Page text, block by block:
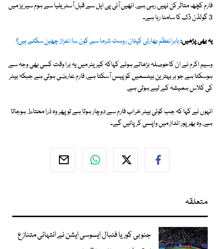
فارم کچھ متاثر کن نہیں رہی ہے، انھیں آئی پی ایل سے قبل آسٹریلیا سے ہوم سیریز میں
3 گولڈن ڈک کا سامنا رہا ہے۔
یہ بھی پڑھیں:بابراعظم بھارتی کپتان روہت شرما سے کون سا اعزاز چھین سکتے ہیں؟
وسیم اکرم نے ان کاحوصلہ بڑھاتے ہوئے کہاکہ کیریئر میں یہ برا وقت کسی بھی وجہ سے
ہوسکتا ہے جو ہر بہترین بیٹسمیں کو پیس آسکتا ہے، فارم عارضی ہوتی ہے جبکہ بیٹر
کی کلاس ہمیشہ کے لیے ہوتی ہے.
انہوں نے کہا کہ جب کوئی بیٹر خراب فارم سے دوچار ہوتا ہے تو پھر وہ ذرا محتاط ہوجاتا
ہے، وہ بھرپور انداز میں واپسی کرپائیں گے۔
متعلقہ
جنوبی کوریا فٹبال ایسوسی ایشن نے انتہائی متنازع